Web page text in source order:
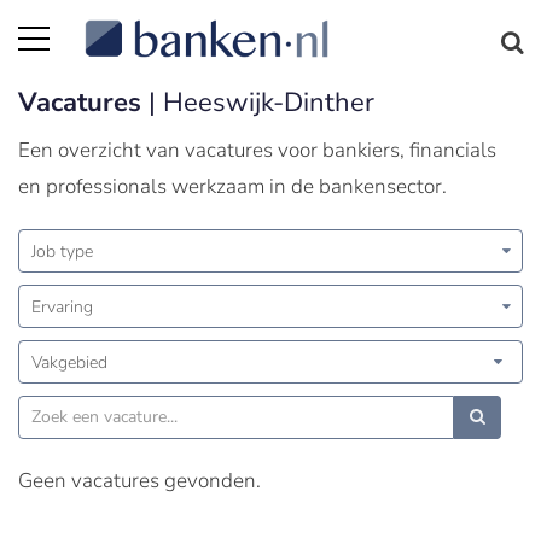
Vacatures | Heeswijk-Dinther
Een overzicht van vacatures voor bankiers, financials
en professionals werkzaam in de bankensector.
Job type
Ervaring
Vakgebied
Geen vacatures gevonden.